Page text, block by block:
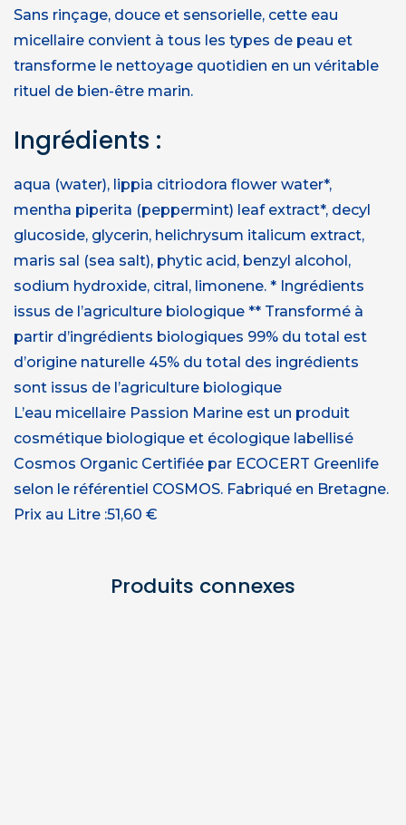
Sans rinçage, douce et sensorielle, cette eau
micellaire convient à tous les types de peau et
transforme le nettoyage quotidien en un véritable
rituel de bien-être marin.
Ingrédients :
aqua (water), lippia citriodora flower water*,
mentha piperita (peppermint) leaf extract*, decyl
glucoside, glycerin, helichrysum italicum extract,
maris sal (sea salt), phytic acid, benzyl alcohol,
sodium hydroxide, citral, limonene. * Ingrédients
issus de l’agriculture biologique ** Transformé à
partir d’ingrédients biologiques 99% du total est
d’origine naturelle 45% du total des ingrédients
sont issus de l’agriculture biologique
L’eau micellaire Passion Marine est un produit
cosmétique biologique et écologique labellisé
Cosmos Organic Certifiée par ECOCERT Greenlife
selon le référentiel COSMOS. Fabriqué en Bretagne.
Prix au Litre :51,60 €
Produits connexes